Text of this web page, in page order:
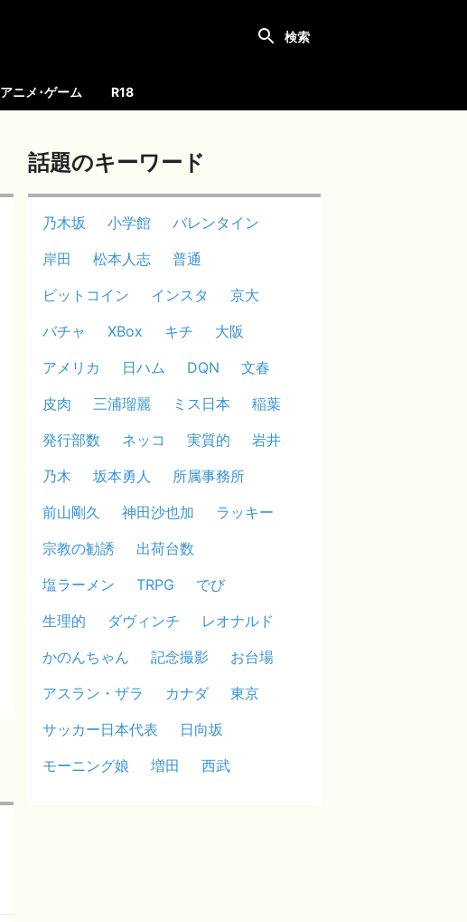
アニメ･ゲーム R18
話題のキーワード
乃木坂 小学館
バレンタイン
岸田
松本人志
普通
ビットコイン
インスタ
京大
バチャ
XBox キチ
大阪
アメリカ
日ハム DQN
文春
皮肉
三浦瑠麗 ミス日本
稲葉
発行部数
ネッコ 実質的
岩井
乃木
坂本勇人
所属事務所
前山剛久
神田沙也加
ラッキー
宗教の勧誘
出荷台数
塩ラーメン
TRPG
でび
生理的
ダヴィンチ
レオナルド
かのんちゃん
記念撮影
お台場
アスラン・ザラ
カナダ
東京
サッカー日本代表
日向坂
モーニング娘
増田 西武